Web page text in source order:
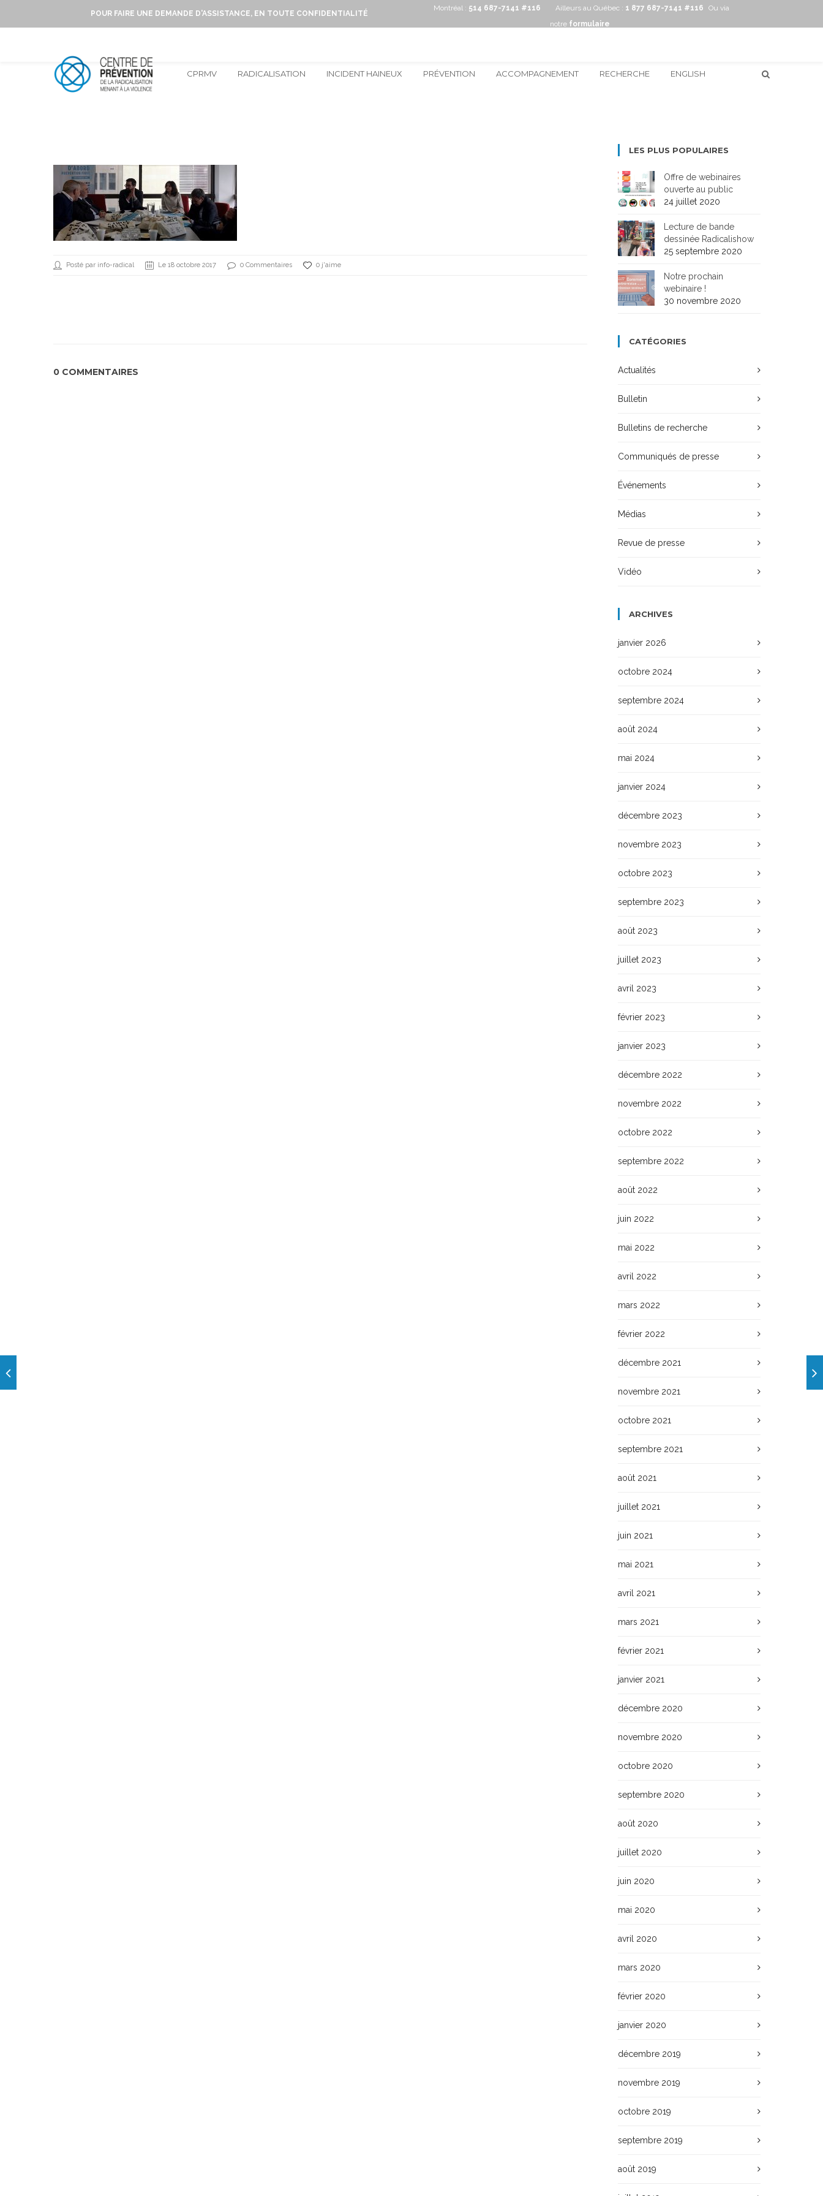
POUR FAIRE UNE DEMANDE D'ASSISTANCE, EN TOUTE CONFIDENTIALITÉ
Montréal : 514 687-7141 #116 Ailleurs au Québec : 1 877 687-7141 #116
Ou via
notre formulaire
CPRMV RADICALISATION INCIDENT HAINEUX PRÉVENTION ACCOMPAGNEMENT RECHERCHE ENGLISH
Posté par info-radical Le 18 octobre 2017 0 Commentaires 0 j'aime
0 COMMENTAIRES
LES PLUS POPULAIRES
Offre de webinaires
ouverte au public
24 juillet 2020
Lecture de bande
dessinée Radicalishow
25 septembre 2020
Notre prochain
webinaire !
30 novembre 2020
CATÉGORIES
Actualités
Bulletin
Bulletins de recherche
Communiqués de presse
Événements
Médias
Revue de presse
Vidéo
ARCHIVES
janvier 2026
octobre 2024
septembre 2024
août 2024
mai 2024
janvier 2024
décembre 2023
novembre 2023
octobre 2023
septembre 2023
août 2023
juillet 2023
avril 2023
février 2023
janvier 2023
décembre 2022
novembre 2022
octobre 2022
septembre 2022
août 2022
juin 2022
mai 2022
avril 2022
mars 2022
février 2022
décembre 2021
novembre 2021
octobre 2021
septembre 2021
août 2021
juillet 2021
juin 2021
mai 2021
avril 2021
mars 2021
février 2021
janvier 2021
décembre 2020
novembre 2020
octobre 2020
septembre 2020
août 2020
juillet 2020
juin 2020
mai 2020
avril 2020
mars 2020
février 2020
janvier 2020
décembre 2019
novembre 2019
octobre 2019
septembre 2019
août 2019